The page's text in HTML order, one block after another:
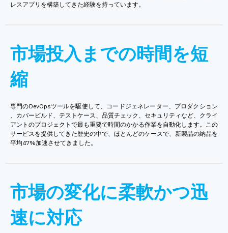
レスアプリを構築してきた経験を持っています。
市場投入までの時間を短
縮
専門のDevOpsツールを駆使して、コードジェネレーター、プロダクション
、カバービルド、テストケース、品質チェック、セキュリティなど、クライ
アントのプロジェクトで最も重要で時間のかかる作業を自動化します。この
サービスを提供してきた歴史の中で、ほとんどのケースで、新製品の納品を
平均47%加速させてきました。
市場の変化に柔軟かつ迅
速に対応